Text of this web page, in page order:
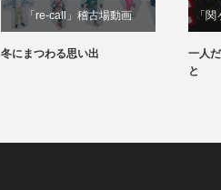
「re-call」稽古場動画
冬にまつわる思い出
「
一人
と